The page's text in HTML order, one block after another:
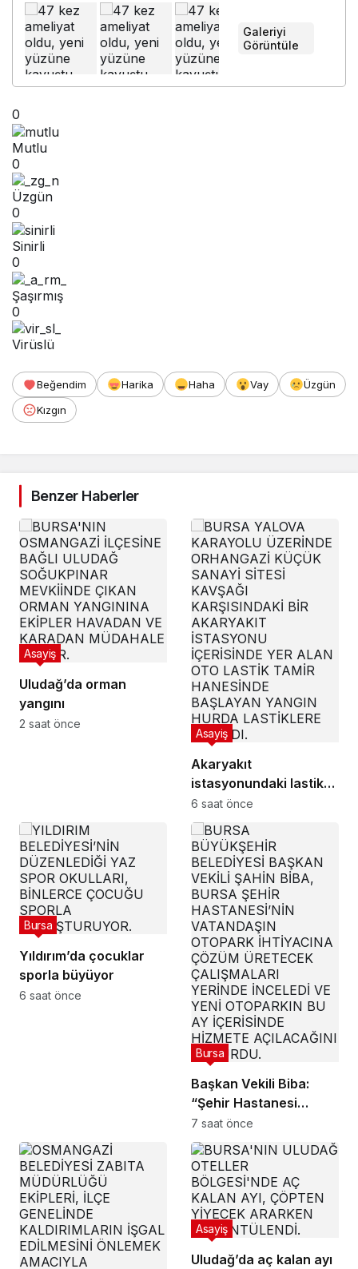
Galeriyi
Görüntüle
0
Mutlu
0
Üzgün
0
Sinirli
0
Şaşırmış
0
Virüslü
Beğendim Harika Haha Vay
Üzgün
Kızgın
Benzer Haberler
Uludağ’da orman
yangını
Asayiş
2 saat önce
Akaryakıt
istasyonundaki lastik
tamirhanesi alev alev
yandı
Asayiş
6 saat önce
Yıldırım’da çocuklar
sporla büyüyor
Bursa
6 saat önce
Başkan Vekili Biba:
“Şehir Hastanesi
otoparkı bu ay hizmete
açılacak”
Bursa
7 saat önce
Uludağ’da aç kalan ayı
Asayiş